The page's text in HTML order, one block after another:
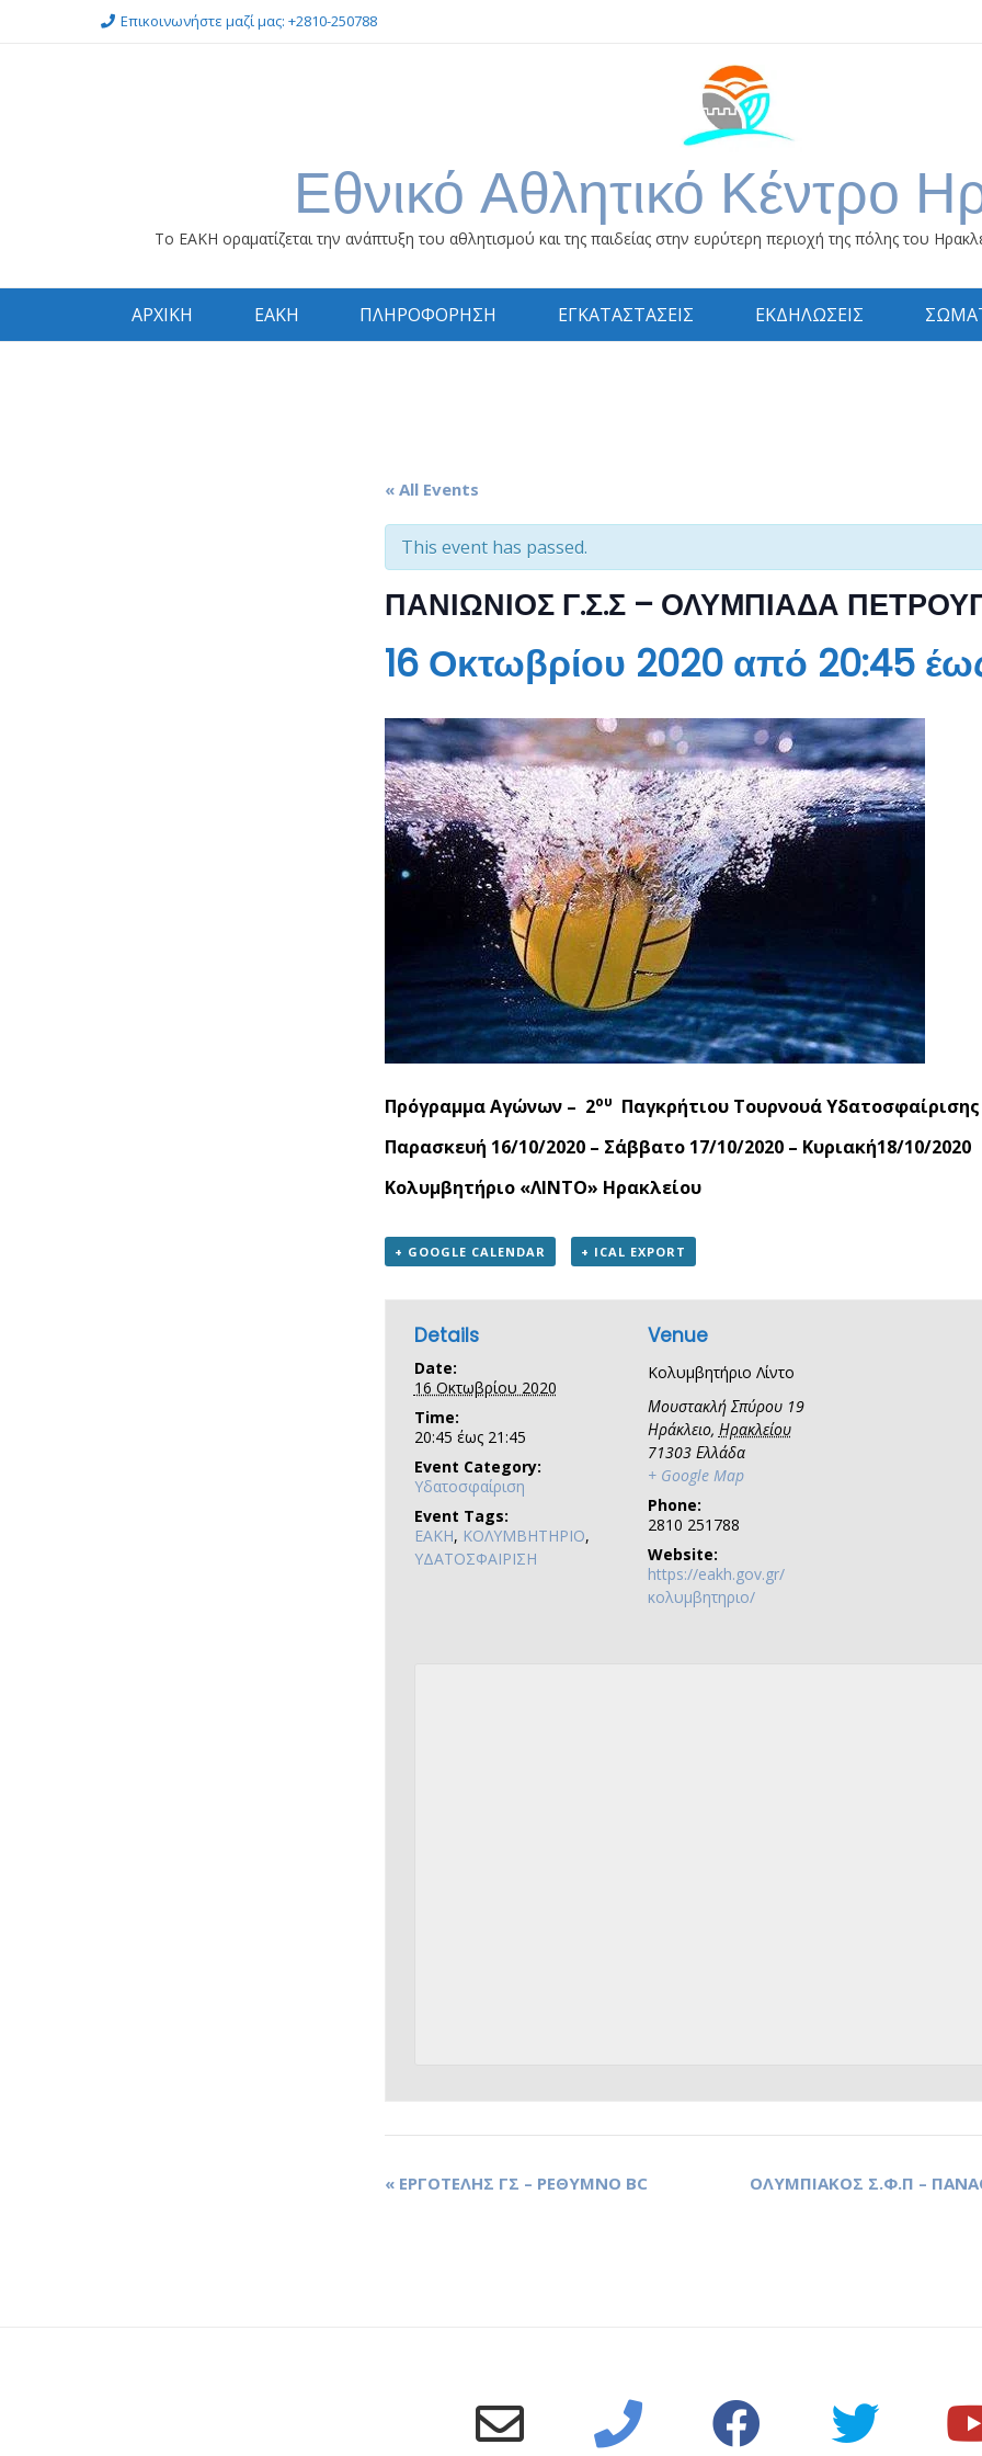
Επικοινωνήστε μαζί μας: +2810-250788
Εθνικό Αθλητικό Κέντρο
Το ΕΑΚΗ οραματίζεται την ανάπτυξη του αθλητισμού και της παιδείας στην ευρύτερη περιοχή της πόλης του
ΑΡΧΙΚΗ ΕΑΚΗ ΠΛΗΡΟΦΟΡΗΣΗ ΕΓΚΑΤΑΣΤΑΣΕΙΣ ΕΚΔΗΛΩΣΕΙΣ
« All Events
This event has passed.
ΠΑΝΙΩΝΙΟΣ Γ.Σ.Σ – ΟΛΥΜΠΙΑΔΑ
16 Οκτωβρίου 2020 από 20:45
Πρόγραμμα Αγώνων – 2ου Παγκρήτιου Τουρνουά
Παρασκευή 16/10/2020 – Σάββατο 17/10/2020 – Κυριακή18/10/2020
Κολυμβητήριο «ΛΙΝΤΟ» Ηρακλείου
+ GOOGLE CALENDAR + ICAL EXPORT
Details
Date:
16 Οκτωβρίου 2020
Time:
20:45 έως 21:45
Event Category:
Υδατοσφαίριση
Event Tags:
ΕΑΚΗ, ΚΟΛΥΜΒΗΤΗΡΙΟ,
ΥΔΑΤΟΣΦΑΙΡΙΣΗ
Venue
Κολυμβητήριο Λίντο
Μουστακλή Σπύρου 19
Ηράκλειο, Ηρακλείου
71303 Ελλάδα
+ Google Map
Phone:
2810 251788
Website:
https://eakh.gov.gr/
κολυμβητηριο/
« ΕΡΓΟΤΕΛΗΣ ΓΣ – ΡΕΘΥΜΝΟ BC ΟΛΥΜΠΙΑΚΟΣ Σ.Φ.Π –